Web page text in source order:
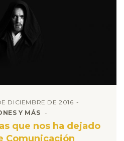
DICIEMBRE DE 2016
Y MÁS
que nos ha dejado
Comunicación